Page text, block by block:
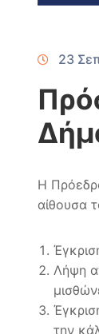
23
Η
αίθουσα
Λήψη
την